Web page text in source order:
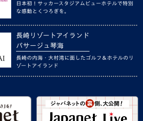
日本初！サッカースタジアムビューホテルで特別
な感動とくつろぎを。
長崎リゾートアイランド
パサージュ琴海
長崎の内海・大村湾に面したゴルフ＆ホテルのリ
ゾートアイランド